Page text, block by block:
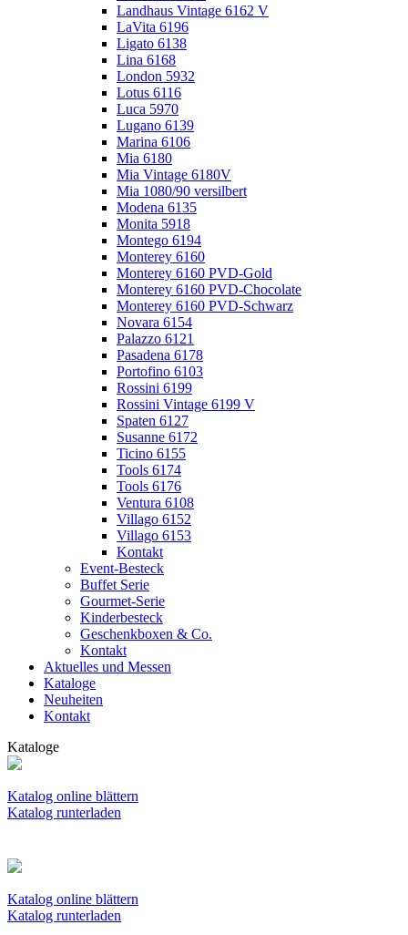
Landhaus Vintage 6162 V
LaVita 6196
Ligato 6138
Lina 6168
London 5932
Lotus 6116
Luca 5970
Lugano 6139
Marina 6106
Mia 6180
Mia Vintage 6180V
Mia 1080/90 versilbert
Modena 6135
Monita 5918
Montego 6194
Monterey 6160
Monterey 6160 PVD-Gold
Monterey 6160 PVD-Chocolate
Monterey 6160 PVD-Schwarz
Novara 6154
Palazzo 6121
Pasadena 6178
Portofino 6103
Rossini 6199
Rossini Vintage 6199 V
Spaten 6127
Susanne 6172
Ticino 6155
Tools 6174
Tools 6176
Ventura 6108
Villago 6152
Villago 6153
Kontakt
Event-Besteck
Buffet Serie
Gourmet-Serie
Kinderbesteck
Geschenkboxen & Co.
Kontakt
Aktuelles und Messen
Kataloge
Neuheiten
Kontakt
Kataloge
Katalog online blättern
Katalog runterladen
Katalog online blättern
Katalog runterladen